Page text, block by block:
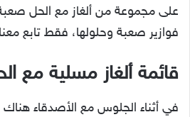
فوازير صعبة وحلولها، فقط تابع
قائمة ألغاز مسلية مع
في أثناء الجلوس مع الأصدقاء